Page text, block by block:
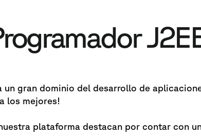
gran dominio del desarrollo de
los mejores!
plataforma destacan por contar con